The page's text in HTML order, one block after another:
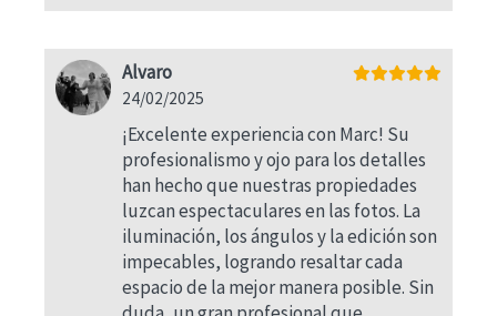
Alvaro
24/02/2025
¡Excelente experiencia con Marc! Su
profesionalismo y ojo para los detalles
han hecho que nuestras propiedades
luzcan espectaculares en las fotos. La
iluminación, los ángulos y la edición son
impecables, logrando resaltar cada
espacio de la mejor manera posible. Sin